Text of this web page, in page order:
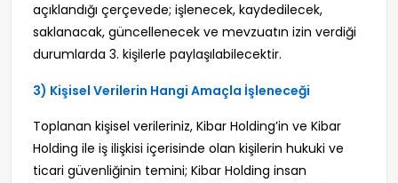
açıklandığı çerçevede; işlenecek, kaydedilecek,
saklanacak, güncellenecek ve mevzuatın izin verdiği
durumlarda 3. kişilerle paylaşılabilecektir.
3) Kişisel Verilerin Hangi Amaçla İşleneceği
Toplanan kişisel verileriniz, Kibar Holding’in ve Kibar
Holding ile iş ilişkisi içerisinde olan kişilerin hukuki ve
ticari güvenliğinin temini; Kibar Holding insan